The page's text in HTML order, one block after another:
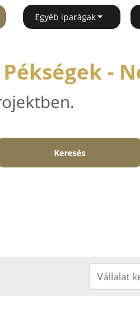
Egyéb iparágak
-
Keresés